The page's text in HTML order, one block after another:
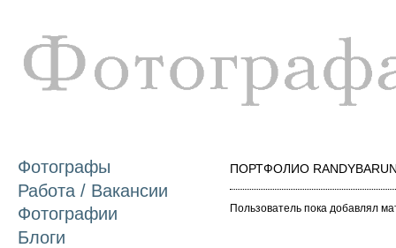
Фотографы
Работа / Вакансии
Фотографии
Блоги
ПОРТФОЛИО
Пользователь пока добавлял